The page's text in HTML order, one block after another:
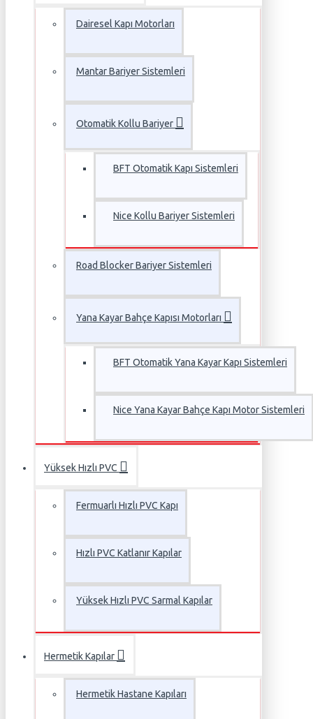
Dairesel Kapı Motorları
Mantar Bariyer Sistemleri
Otomatik Kollu Bariyer
BFT Otomatik Kapı Sistemleri
Nice Kollu Bariyer Sistemleri
Road Blocker Bariyer Sistemleri
Yana Kayar Bahçe Kapısı Motorları
BFT Otomatik Yana Kayar Kapı Sistemleri
Nice Yana Kayar Bahçe Kapı Motor Sistemleri
Yüksek Hızlı PVC
Fermuarlı Hızlı PVC Kapı
Hızlı PVC Katlanır Kapılar
Yüksek Hızlı PVC Sarmal Kapılar
Hermetik Kapılar
Hermetik Hastane Kapıları